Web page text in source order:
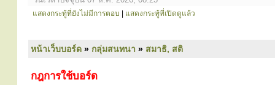
แสดงกระทู้ที่ยังไม่มีการตอบ แสดงกระทู้ที่เปิดดูแล้ว
หน้าเว็บบอร์ด » กลุ่มสนทนา » สมาธิ, สติ
กฎการใช้บอร์ด